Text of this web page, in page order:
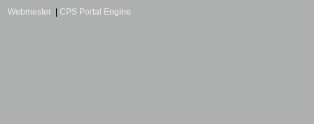
Webmester CPS Portal Engine